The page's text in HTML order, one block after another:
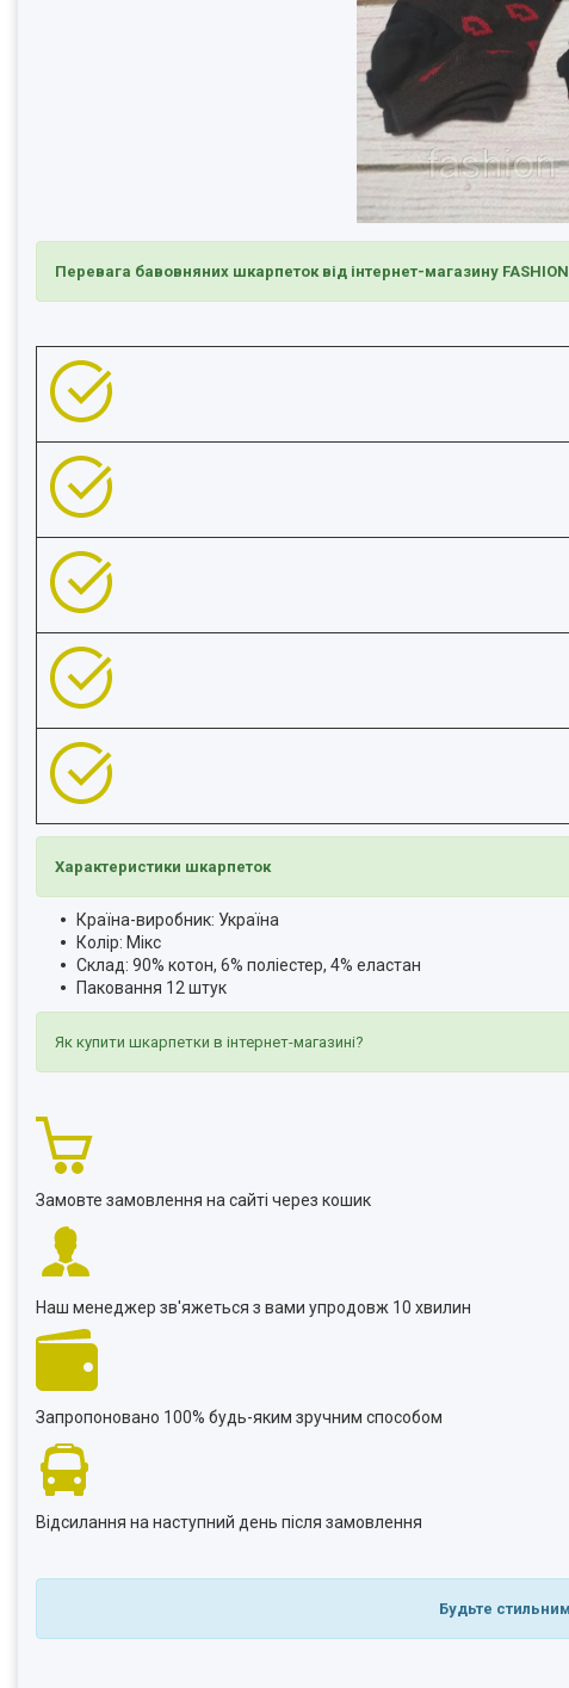
Перевага бавовняних шкарпеток від інтернет-магазину FASHION
Характеристики шкарпеток
Країна-виробник: Україна
Колір: Мікс
Склад: 90% котон, 6% поліестер, 4% еластан
Паковання 12 штук
Як купити шкарпетки в інтернет-магазині?
Замовте замовлення на сайті через кошик
Наш менеджер зв'яжеться з вами упродовж 10 хвилин
Запропоновано 100% будь-яким зручним способом
Відсилання на наступний день після замовлення
Будьте